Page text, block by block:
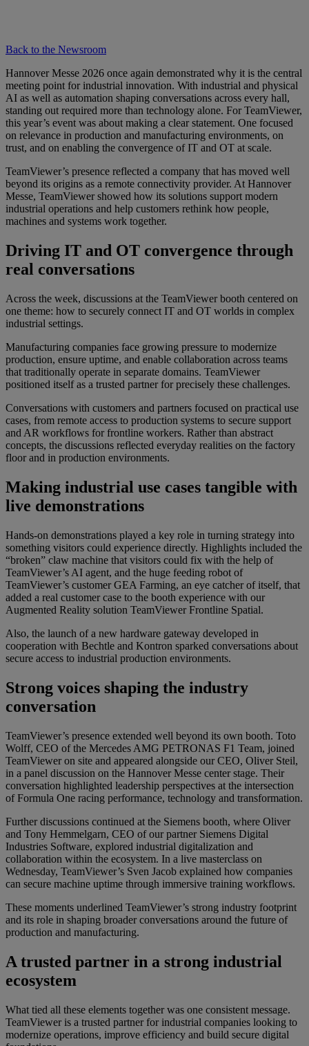
Back to the Newsroom
Hannover Messe 2026 once again demonstrated why it is the central
meeting point for industrial innovation. With industrial and physical
AI as well as automation shaping conversations across every hall,
standing out required more than technology alone. For TeamViewer,
this year’s event was about making a clear statement. One focused
on relevance in production and manufacturing environments, on
trust, and on enabling the convergence of IT and OT at scale.
TeamViewer’s presence reflected a company that has moved well
beyond its origins as a remote connectivity provider. At Hannover
Messe, TeamViewer showed how its solutions support modern
industrial operations and help customers rethink how people,
machines and systems work together.
Driving IT and OT convergence through
real conversations
Across the week, discussions at the TeamViewer booth centered on
one theme: how to securely connect IT and OT worlds in complex
industrial settings.
Manufacturing companies face growing pressure to modernize
production, ensure uptime, and enable collaboration across teams
that traditionally operate in separate domains. TeamViewer
positioned itself as a trusted partner for precisely these challenges.
Conversations with customers and partners focused on practical use
cases, from remote access to production systems to secure support
and AR workflows for frontline workers. Rather than abstract
concepts, the discussions reflected everyday realities on the factory
floor and in production environments.
Making industrial use cases tangible with
live demonstrations
Hands-on demonstrations played a key role in turning strategy into
something visitors could experience directly. Highlights included the
“broken” claw machine that visitors could fix with the help of
TeamViewer’s AI agent, and the huge feeding robot of
TeamViewer’s customer GEA Farming, an eye catcher of itself, that
added a real customer case to the booth experience with our
Augmented Reality solution TeamViewer Frontline Spatial.
Also, the launch of a new hardware gateway developed in
cooperation with Bechtle and Kontron sparked conversations about
secure access to industrial production environments.
Strong voices shaping the industry
conversation
TeamViewer’s presence extended well beyond its own booth. Toto
Wolff, CEO of the Mercedes AMG PETRONAS F1 Team, joined
TeamViewer on site and appeared alongside our CEO, Oliver Steil,
in a panel discussion on the Hannover Messe center stage. Their
conversation highlighted leadership perspectives at the intersection
of Formula One racing performance, technology and transformation.
Further discussions continued at the Siemens booth, where Oliver
and Tony Hemmelgarn, CEO of our partner Siemens Digital
Industries Software, explored industrial digitalization and
collaboration within the ecosystem. In a live masterclass on
Wednesday, TeamViewer’s Sven Jacob explained how companies
can secure machine uptime through immersive training workflows.
These moments underlined TeamViewer’s strong industry footprint
and its role in shaping broader conversations around the future of
production and manufacturing.
A trusted partner in a strong industrial
ecosystem
What tied all these elements together was one consistent message.
TeamViewer is a trusted partner for industrial companies looking to
modernize operations, improve efficiency and build secure digital